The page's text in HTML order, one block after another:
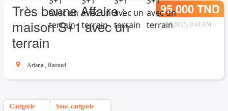
Très bonne Affaire :
maison S+1 avec un
terrain
95.000 TND
7/20/25, 9:44 AM
Ariana , Raoued
Catégorie Sous-catégorie